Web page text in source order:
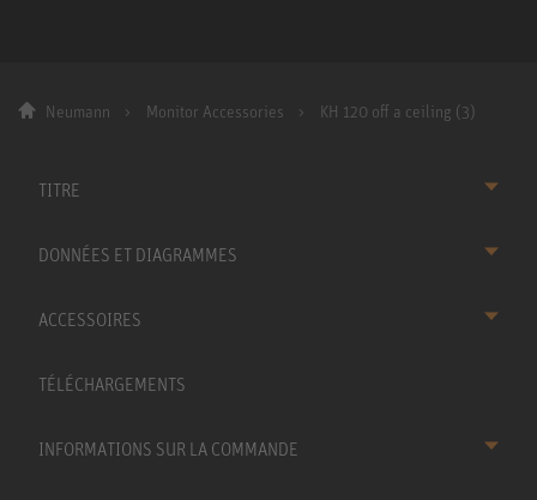
Neumann Monitor Accessories KH 120 off a ceiling (3)
TITRE
DONNÉES ET DIAGRAMMES
ACCESSOIRES
TÉLÉCHARGEMENTS
INFORMATIONS SUR LA COMMANDE